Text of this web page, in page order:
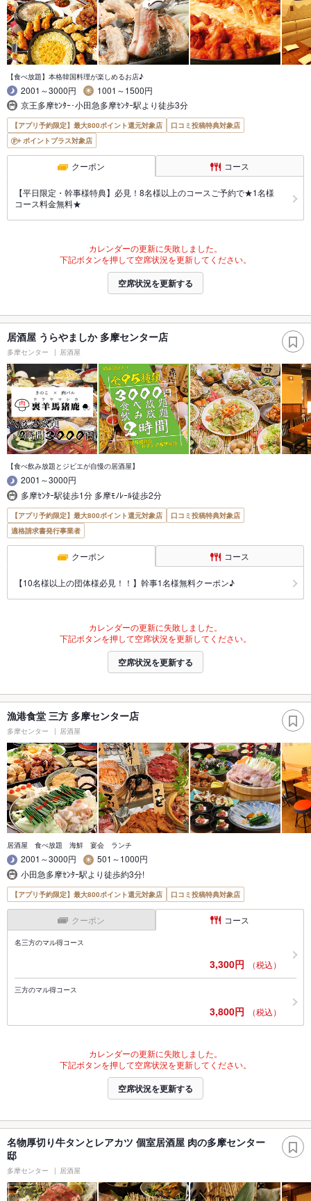
【食べ放題】本格韓国料理が楽しめるお店♪
2001～3000円
1001～1500円
京王多摩ｾﾝﾀｰ･小田急多摩ｾﾝﾀｰ駅より徒歩3分
【アプリ予約限定】最大800ポイント還元対象店
口コミ投稿特典対象店
ポイントプラス対象店
クーポン コース
【平日限定・幹事様特典】必見！8名様以上のコースご予約で★1名様
コース料金無料★
カレンダーの更新に失敗しました。
下記ボタンを押して空席状況を更新してください。
空席状況を更新する
居酒屋 うらやましか 多摩センター店
多摩センター 居酒屋
【食べ飲み放題とジビエが自慢の居酒屋】
2001～3000円
多摩ｾﾝﾀｰ駅徒歩1分 多摩ﾓﾉﾚｰﾙ徒歩2分
【アプリ予約限定】最大800ポイント還元対象店
口コミ投稿特典対象店
適格請求書発行事業者
クーポン コース
【10名様以上の団体様必見！！】幹事1名様無料クーポン♪
カレンダーの更新に失敗しました。
下記ボタンを押して空席状況を更新してください。
空席状況を更新する
漁港食堂 三方 多摩センター店
多摩センター 居酒屋
居酒屋 食べ放題 海鮮 宴会 ランチ
2001～3000円
501～1000円
小田急多摩ｾﾝﾀｰ駅より徒歩約3分!
【アプリ予約限定】最大800ポイント還元対象店 口コミ投稿特典対象店
クーポン コース
名三方のマル得コース
3,300円 （税込）
三方のマル得コース
3,800円 （税込）
カレンダーの更新に失敗しました。
下記ボタンを押して空席状況を更新してください。
空席状況を更新する
名物厚切り牛タンとレアカツ 個室居酒屋 肉の多摩センター
邸
多摩センター 居酒屋